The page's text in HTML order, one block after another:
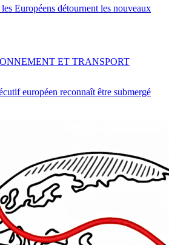
Européens détournent les nouveaux
européen reconnaît être submergé
ET TRANSPORT